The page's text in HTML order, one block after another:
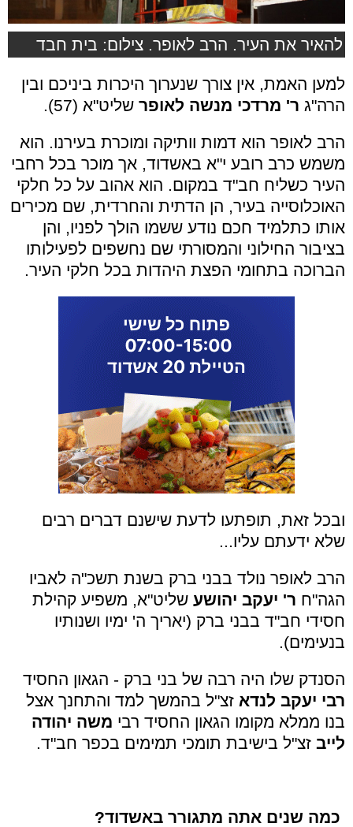
להאיר את העיר. הרב לאופר. צילום: בית חבד
למען האמת, אין צורך שנערוך היכרות ביניכם ובין
הרה"ג ר' מרדכי מנשה לאופר שליט"א (57).
הרב לאופר הוא דמות וותיקה ומוכרת בעירנו. הוא
משמש כרב רובע י"א באשדוד, אך מוכר בכל רחבי
העיר כשליח חב"ד במקום. הוא אהוב על כל חלקי
האוכלוסייה בעיר, הן הדתית והחרדית, שם מכירים
אותו כתלמיד חכם נודע ששמו הולך לפניו, והן
בציבור החילוני והמסורתי שם נחשפים לפעילותו
הברוכה בתחומי הפצת היהדות בכל חלקי העיר.
ובכל זאת, תופתעו לדעת שישנם דברים רבים
שלא ידעתם עליו...
הרב לאופר נולד בבני ברק בשנת תשכ"ה לאביו
הגה"ח ר' יעקב יהושע שליט"א, משפיע קהילת
חסידי חב"ד בבני ברק (יאריך ה' ימיו ושנותיו
בנעימים).
הסנדק שלו היה רבה של בני ברק - הגאון החסיד
רבי יעקב לנדא זצ"ל בהמשך למד והתחנך אצל
בנו ממלא מקומו הגאון החסיד רבי משה יהודה
לייב זצ"ל בישיבת תומכי תמימים בכפר חב"ד.
כמה שנים אתה מתגורר באשדוד?